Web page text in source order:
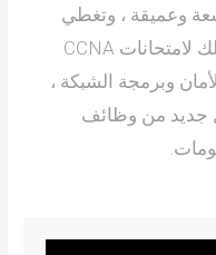
وعميقة ، وتغطي
موضوعات مهمة بطريقة تؤهلك لامتحانات CCNA
وبرمجة الشبكة ،
جديد من وظائف